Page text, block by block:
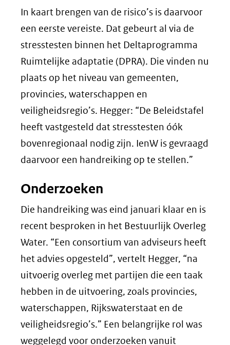
In kaart brengen van de risico’s is daarvoor
een eerste vereiste. Dat gebeurt al via de
stresstesten binnen het Deltaprogramma
Ruimtelijke adaptatie (DPRA). Die vinden nu
plaats op het niveau van gemeenten,
provincies, waterschappen en
veiligheidsregio’s. Hegger: “De Beleidstafel
heeft vastgesteld dat stresstesten óók
bovenregionaal nodig zijn. IenW is gevraagd
daarvoor een handreiking op te stellen.”
Onderzoeken
Die handreiking was eind januari klaar en is
recent besproken in het Bestuurlijk Overleg
Water. “Een consortium van adviseurs heeft
het advies opgesteld”, vertelt Hegger, “na
uitvoerig overleg met partijen die een taak
hebben in de uitvoering, zoals provincies,
waterschappen, Rijkswaterstaat en de
veiligheidsregio’s.” Een belangrijke rol was
weggelegd voor onderzoeken vanuit